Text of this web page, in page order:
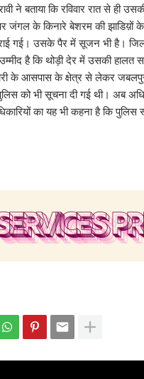
रात से ही उसकी
जंगल के किनारे बेशरम की
गई। उसके पैर में सूजन भी है।
है कि थोड़ी देर में उसकी हालत
के आसपास के क्षेत्र से लेकर
भी सूचना दी गई थी। अब
का यह भी कहना है कि पुलिस